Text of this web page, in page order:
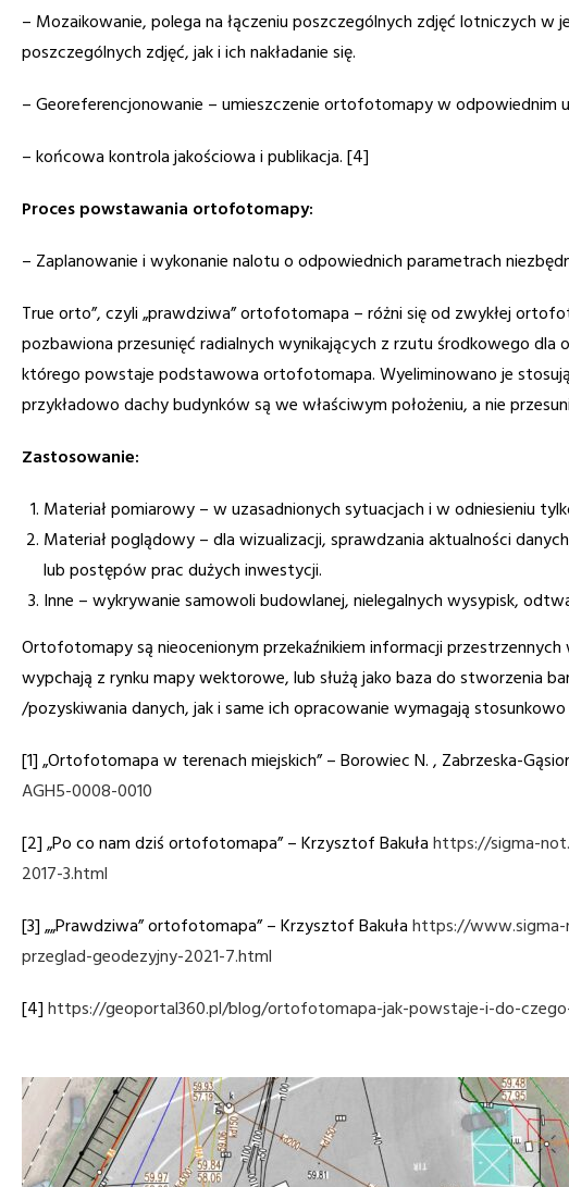
– Mozaikowanie, polega na łączeniu poszczególnych zdjęć lotniczych w
poszczególnych zdjęć, jak i ich nakładanie się.
– Georeferencjonowanie – umieszczenie ortofotomapy w odpowiednim
– końcowa kontrola jakościowa i publikacja. [4]
Proces powstawania ortofotomapy:
– Zaplanowanie i wykonanie nalotu o odpowiednich parametrach
True orto”, czyli „prawdziwa” ortofotomapa – różni się od zwykłej
pozbawiona przesunięć radialnych wynikających z rzutu środkowego
którego powstaje podstawowa ortofotomapa. Wyeliminowano je
przykładowo dachy budynków są we właściwym położeniu, a nie
Zastosowanie:
Materiał pomiarowy – w uzasadnionych sytuacjach i w odniesieniu
Materiał poglądowy – dla wizualizacji, sprawdzania aktualności
lub postępów prac dużych inwestycji.
Inne – wykrywanie samowoli budowlanej, nielegalnych wysypisk,
Ortofotomapy są nieocenionym przekaźnikiem informacji
wypchają z rynku mapy wektorowe, lub służą jako baza do stworzenia
/pozyskiwania danych, jak i same ich opracowanie wymagają stosunkowo
[1] „Ortofotomapa w terenach miejskich” – Borowiec N. , Zabrzeska-
AGH5-0008-0010
[2] „Po co nam dziś ortofotomapa” – Krzysztof Bakułahttps://sigma-
2017-3.html
[3] „„Prawdziwa” ortofotomapa” – Krzysztof Bakułahttps://www.sigma-
przeglad-geodezyjny-2021-7.html
[4]https://geoportal360.pl/blog/ortofotomapa-jak-powstaje-i-do-